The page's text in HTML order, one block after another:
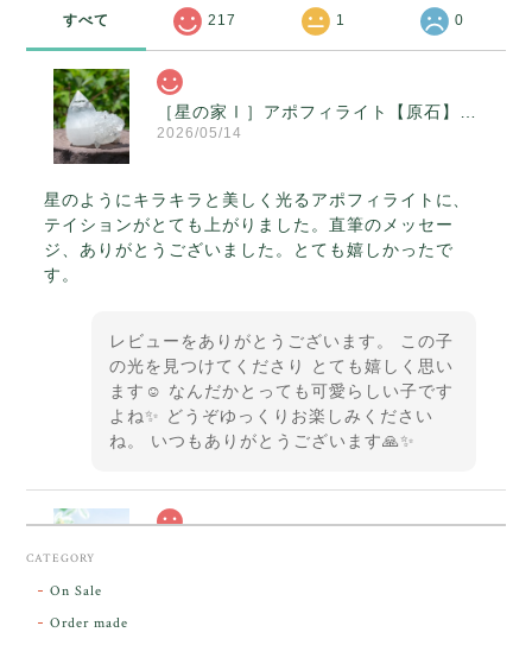
すべて 217 1 0
［星の家Ⅰ］アポフィライト【原石】O300-314
2026/05/14
星のようにキラキラと美しく光るアポフィライトに、
テイションがとても上がりました。直筆のメッセー
ジ、ありがとうございました。とても嬉しかったで
す。
レビューをありがとうございます。 この子
の光を見つけてくださり とても嬉しく思い
ます☺️ なんだかとっても可愛らしい子です
よね✨ どうぞゆっくりお楽しみください
ね。 いつもありがとうございます🙏✨
CATEGORY
On Sale
Order made